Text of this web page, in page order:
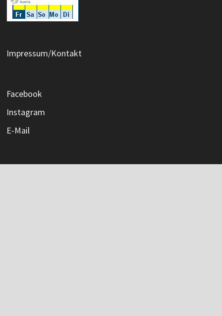
Impressum/Kontakt
Facebook
Instagram
E-Mail